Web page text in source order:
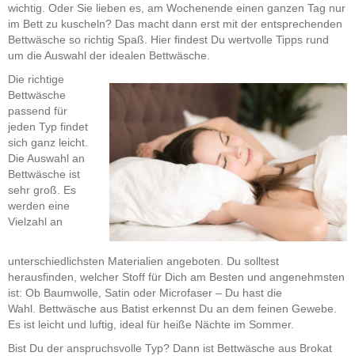
wichtig. Oder Sie lieben es, am Wochenende einen ganzen Tag nur
im Bett zu kuscheln? Das macht dann erst mit der entsprechenden
Bettwäsche so richtig Spaß. Hier findest Du wertvolle Tipps rund
um die Auswahl der idealen Bettwäsche.
Die richtige
Bettwäsche
passend für
jeden Typ findet
sich ganz leicht.
Die Auswahl an
Bettwäsche ist
sehr groß. Es
werden eine
Vielzahl an
unterschiedlichsten Materialien angeboten. Du solltest
herausfinden, welcher Stoff für Dich am Besten und angenehmsten
ist: Ob Baumwolle, Satin oder Microfaser – Du hast die
Wahl. Bettwäsche aus Batist erkennst Du an dem feinen Gewebe.
Es ist leicht und luftig, ideal für heiße Nächte im Sommer.
Bist Du der anspruchsvolle Typ? Dann ist Bettwäsche aus Brokat